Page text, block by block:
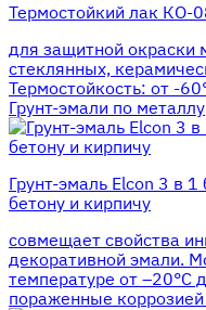
Термостойкий лак КО-
для защитной окраски
стеклянных,
Термостойкость: от -
Грунт-эмали по металлу
Грунт-эмаль Elcon 3 в
бетону и кирпичу
совмещает свойства
декоративной эмали.
температуре от –20°С
пораженные коррозией